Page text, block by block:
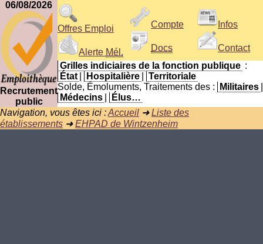
06/08/2026
Recrutement
public
Offres Emploi
Alerte Mél.
Compte
Docs
Infos
Contact
Grilles indiciaires de la fonction publique :
État
Hospitalière
Territoriale
Solde, Émoluments, Traitements des :
Militaires
Médecins
Élus…
Navigation, vous êtes ici :Accueil ➜Liste des
établissements ➜EHPAD de Wintzenheim